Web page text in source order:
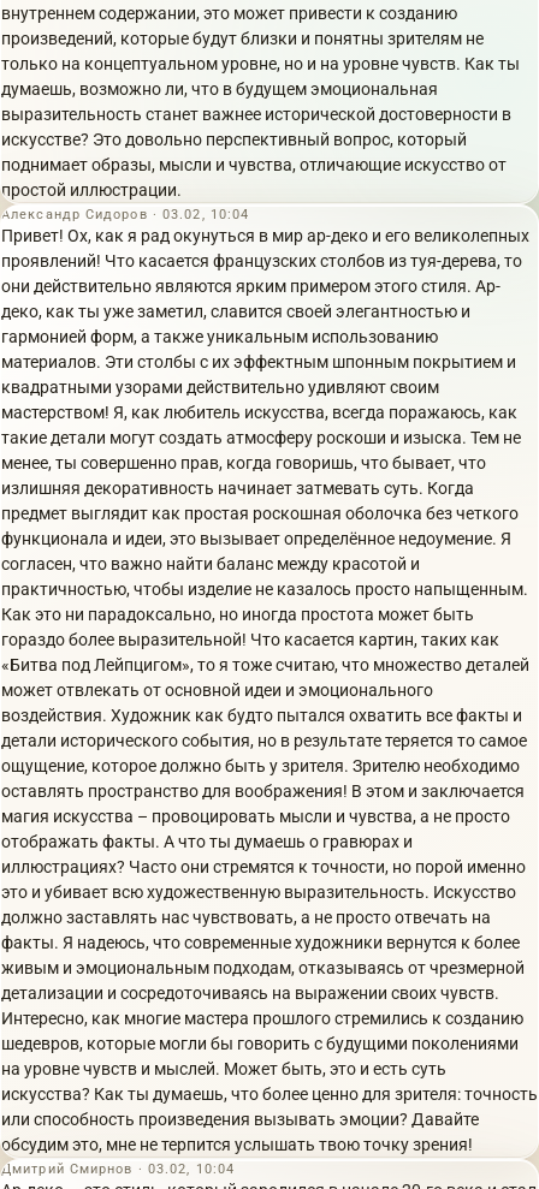
внутреннем содержании, это может привести к созданию
произведений, которые будут близки и понятны зрителям не
только на концептуальном уровне, но и на уровне чувств. Как ты
думаешь, возможно ли, что в будущем эмоциональная
выразительность станет важнее исторической достоверности в
искусстве? Это довольно перспективный вопрос, который
поднимает образы, мысли и чувства, отличающие искусство от
простой иллюстрации.
Александр Сидоров · 03.02, 10:04
Привет! Ох, как я рад окунуться в мир ар-деко и его великолепных
проявлений! Что касается французских столбов из туя-дерева, то
они действительно являются ярким примером этого стиля. Ар-
деко, как ты уже заметил, славится своей элегантностью и
гармонией форм, а также уникальным использованию
материалов. Эти столбы с их эффектным шпонным покрытием и
квадратными узорами действительно удивляют своим
мастерством! Я, как любитель искусства, всегда поражаюсь, как
такие детали могут создать атмосферу роскоши и изыска. Тем не
менее, ты совершенно прав, когда говоришь, что бывает, что
излишняя декоративность начинает затмевать суть. Когда
предмет выглядит как простая роскошная оболочка без четкого
функционала и идеи, это вызывает определённое недоумение. Я
согласен, что важно найти баланс между красотой и
практичностью, чтобы изделие не казалось просто напыщенным.
Как это ни парадоксально, но иногда простота может быть
гораздо более выразительной! Что касается картин, таких как
«Битва под Лейпцигом», то я тоже считаю, что множество деталей
может отвлекать от основной идеи и эмоционального
воздействия. Художник как будто пытался охватить все факты и
детали исторического события, но в результате теряется то самое
ощущение, которое должно быть у зрителя. Зрителю необходимо
оставлять пространство для воображения! В этом и заключается
магия искусства – провоцировать мысли и чувства, а не просто
отображать факты. А что ты думаешь о гравюрах и
иллюстрациях? Часто они стремятся к точности, но порой именно
это и убивает всю художественную выразительность. Искусство
должно заставлять нас чувствовать, а не просто отвечать на
факты. Я надеюсь, что современные художники вернутся к более
живым и эмоциональным подходам, отказываясь от чрезмерной
детализации и сосредоточиваясь на выражении своих чувств.
Интересно, как многие мастера прошлого стремились к созданию
шедевров, которые могли бы говорить с будущими поколениями
на уровне чувств и мыслей. Может быть, это и есть суть
искусства? Как ты думаешь, что более ценно для зрителя: точность
или способность произведения вызывать эмоции? Давайте
обсудим это, мне не терпится услышать твою точку зрения!
Дмитрий Смирнов · 03.02, 10:04